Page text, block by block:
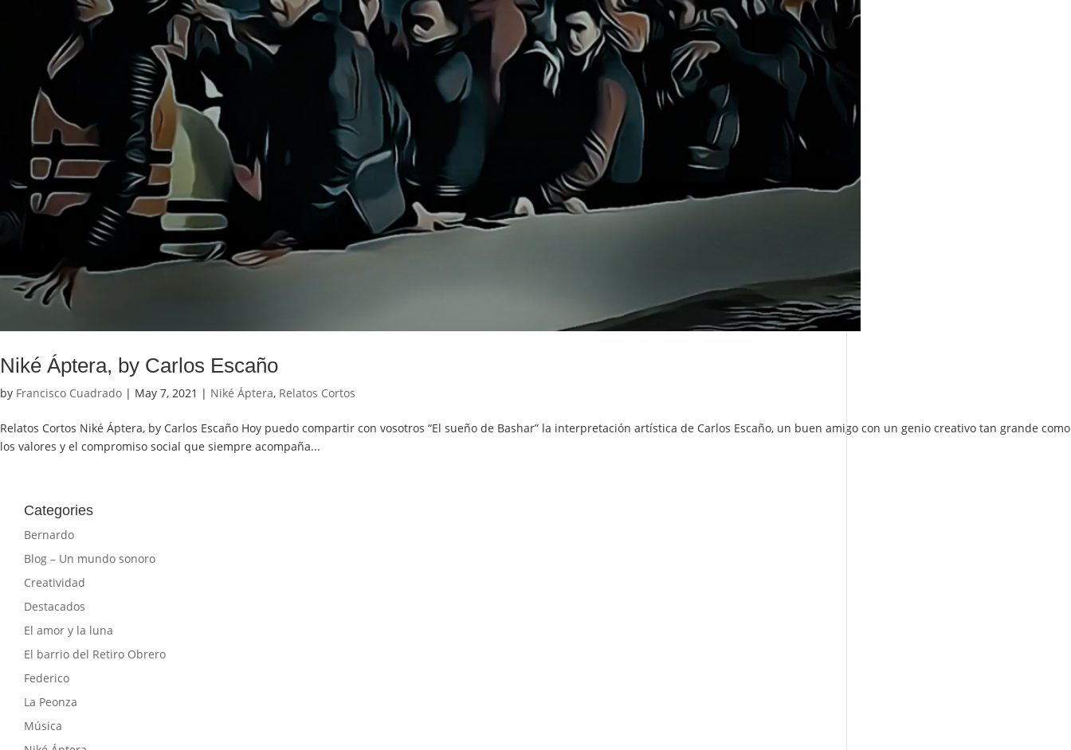
Niké Áptera, by Carlos Escaño
by Francisco Cuadrado | May 7, 2021 | Niké Áptera, Relatos Cortos
Relatos Cortos Niké Áptera, by Carlos Escaño Hoy puedo compartir con vosotros “El sueño de Bashar” la interpretación artística de Carlos Escaño, un buen amigo con un genio creativo tan grande como
los valores y el compromiso social que siempre acompaña...
Categories
Bernardo
Blog – Un mundo sonoro
Creatividad
Destacados
El amor y la luna
El barrio del Retiro Obrero
Federico
La Peonza
Música